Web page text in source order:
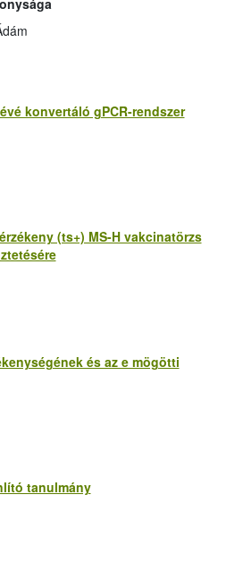
konvertáló gPCR-rendszer
(ts+) MS-H vakcinatörzs
és az e mögötti
tanulmány